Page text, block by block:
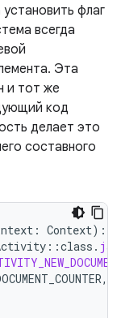
флаг
всегда
Эта
и тот же
код
делает это
составного
: Context):
::class .
,